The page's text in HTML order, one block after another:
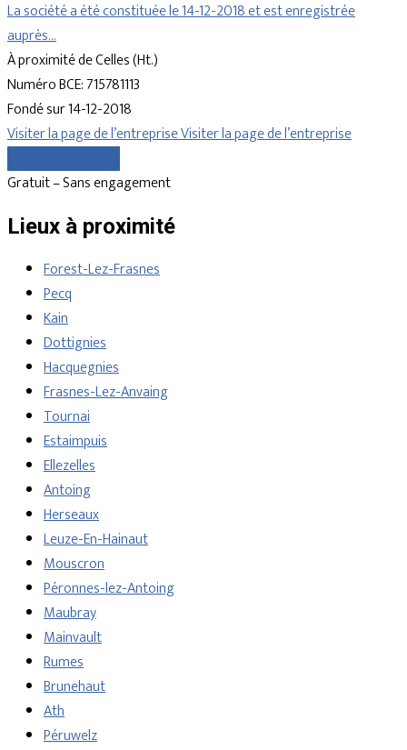
La société a été constituée le 14-12-2018 et est enregistrée
auprès…
À proximité de Celles (Ht.)
Numéro BCE: 715781113
Fondé sur 14-12-2018
Visiter la page de l’entrepriseVisiter la page de l’entreprise
Gratuit – Sans engagement
Lieux à proximité
Forest-Lez-Frasnes
Pecq
Kain
Dottignies
Hacquegnies
Frasnes-Lez-Anvaing
Tournai
Estaimpuis
Ellezelles
Antoing
Herseaux
Leuze-En-Hainaut
Mouscron
Péronnes-lez-Antoing
Maubray
Mainvault
Rumes
Brunehaut
Ath
Péruwelz